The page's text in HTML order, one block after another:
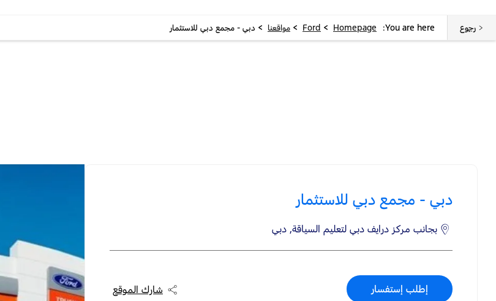
رجوع You are here:
Homepage
>
Ford
> مواقعنا > دبي - مجمع دبي للاستثمار
دبي - مجمع دبي للاستثمار
بجانب مركز درايف دبي لتعليم السياقة, دبي
إطلب إستفسار شارك الموقع